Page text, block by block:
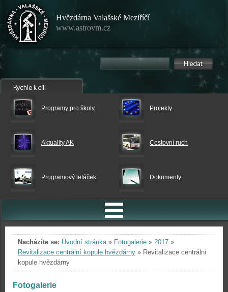
Hvězdárna Valašské Meziříčí
www.astrovm.cz
Programy pro školy Projekty
Aktuality AK Cestovní ruch
Programový letáček Dokumenty
Nacházíte se: Úvodní stránka» Fotogalerie » 2017 »
Revitalizace centrální kopule hvězdárny » Revitalizace centrální
kopule hvězdárny
Fotogalerie